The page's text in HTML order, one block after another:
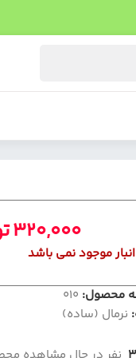
320,000
موجود نمی باشد
محصول: 010
نرمال (ساده)